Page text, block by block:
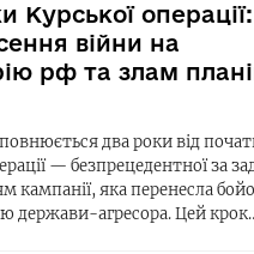
Курської операції:
війни на
рф та злам
два роки від
— безпрецедентної за
кампанії, яка перенесла
держави-агресора. Цей